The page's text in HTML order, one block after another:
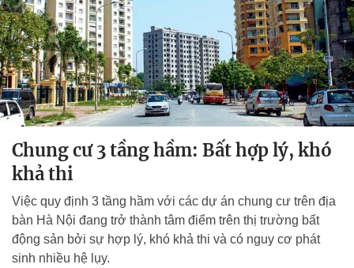
Chung cư 3 tầng hầm: Bất hợp lý, khó
khả thi
Việc quy định 3 tầng hầm với các dự án chung cư trên địa
bàn Hà Nội đang trở thành tâm điểm trên thị trường bất
động sản bởi sự hợp lý, khó khả thi và có nguy cơ phát
sinh nhiều hệ lụy.